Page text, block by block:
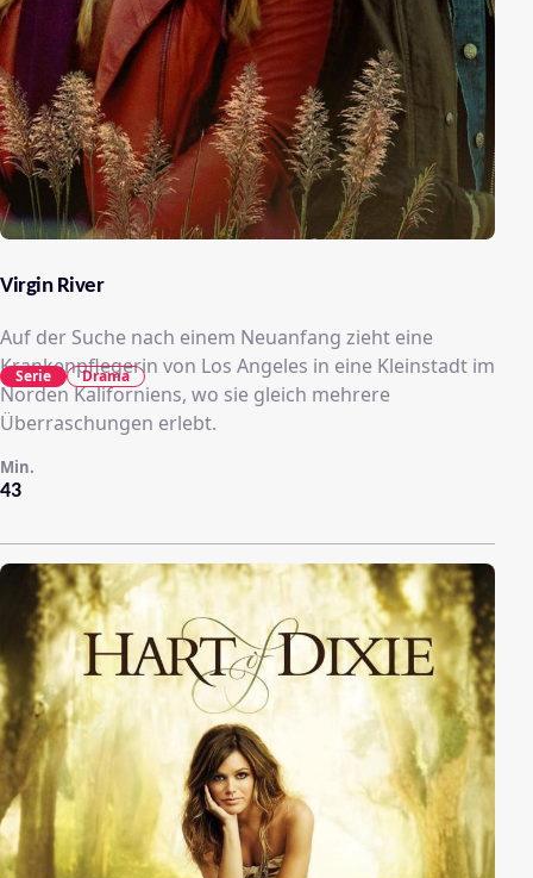
Virgin River
Auf der Suche nach einem Neuanfang zieht eine
Krankenpflegerin von Los Angeles in eine Kleinstadt im
Norden Kaliforniens, wo sie gleich mehrere
Überraschungen erlebt.
43
Min.
Serie Drama